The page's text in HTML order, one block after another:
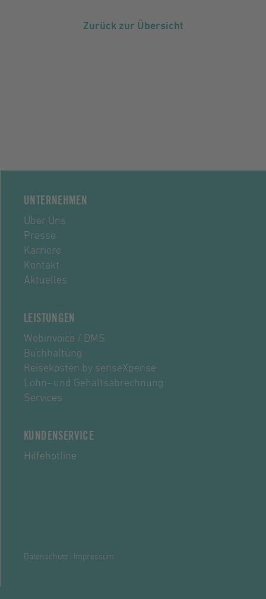
Zurück zur Übersicht
UNTERNEHMEN
Über Uns
Presse
Karriere
Kontakt
Aktuelles
LEISTUNGEN
Webinvoice / DMS
Buchhaltung
Reisekosten by senseXpense
Lohn- und Gehaltsabrechnung
Services
KUNDENSERVICE
Hilfehotline
Datenschutz Impressum